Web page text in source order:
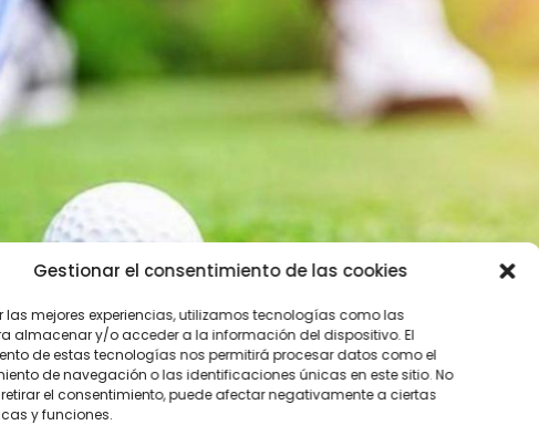
Gestionar el consentimiento de las cookies
las mejores experiencias, utilizamos tecnologías como las
almacenar y/o acceder a la información del dispositivo. El
de estas tecnologías nos permitirá procesar datos como el
de navegación o las identificaciones únicas en este sitio. No
el consentimiento, puede afectar negativamente a ciertas
y funciones.